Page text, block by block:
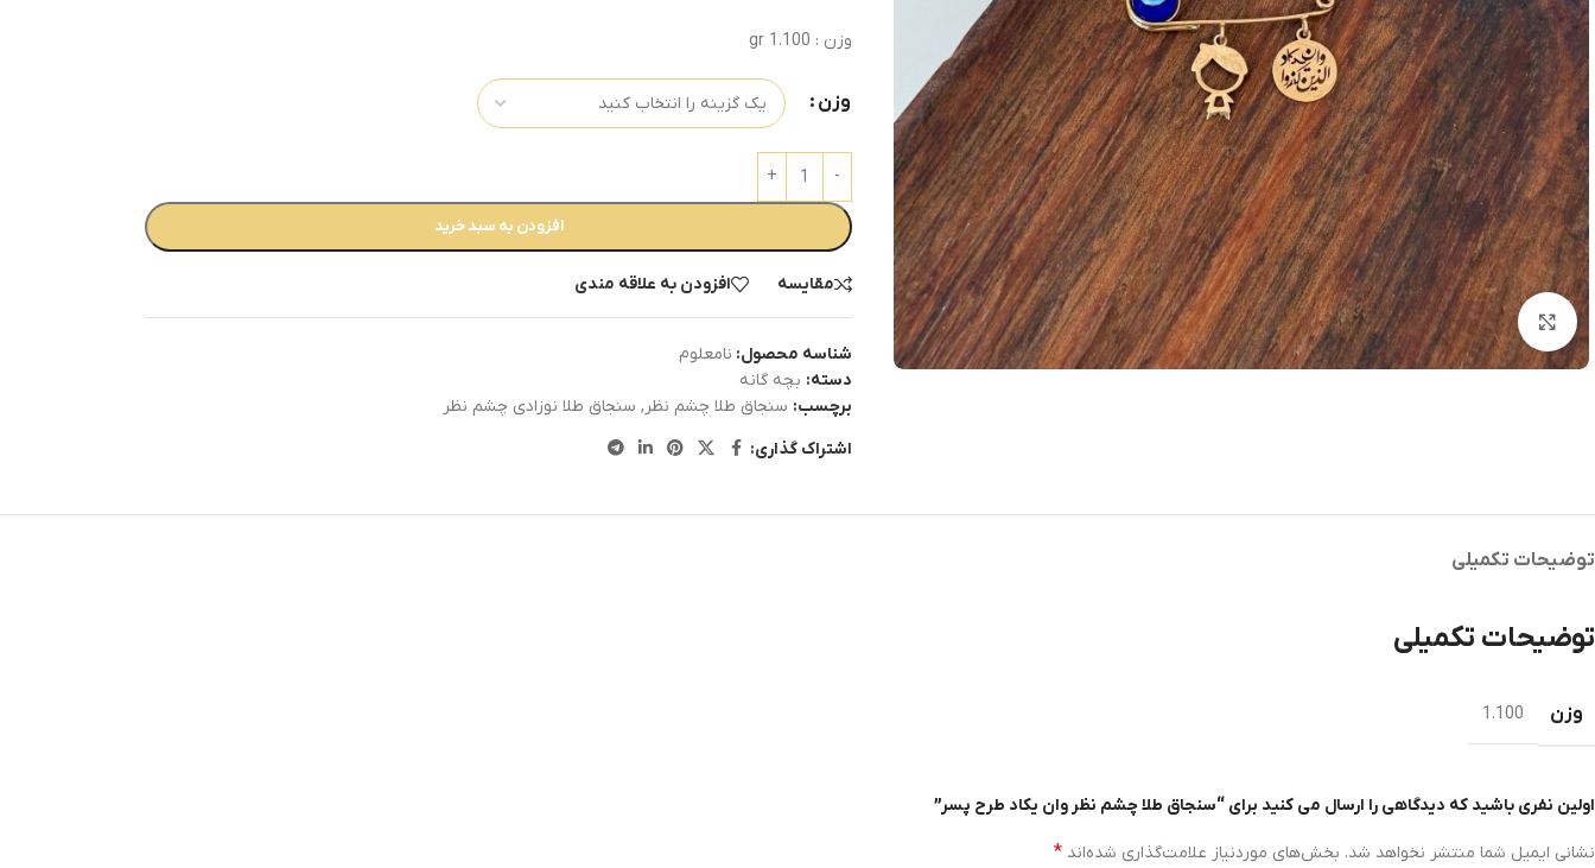
بزرگنمایی تصویر
وزن : 1.100 gr
وزن
افزودن به سبد خرید
مقایسه افزودن به علاقه مندی
شناسه محصول: نامعلوم
دسته: بچه گانه
برچسب: سنجاق طلا چشم نظر, سنجاق طلا نوزادی چشم نظر
اشتراک گذاری:
توضیحات تکمیلی
توضیحات تکمیلی
وزن 1.100
اولین نفری باشید که دیدگاهی را ارسال می کنید برای “سنجاق طلا چشم نظر وان یکاد طرح پسر”
نشانی ایمیل شما منتشر نخواهد شد. بخش‌های موردنیاز علامت‌گذاری شده‌اند *